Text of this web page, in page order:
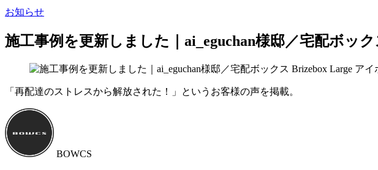
お知らせ
施工事例を更新しました｜ai_eguchan様邸／宅配ボッ
「再配達のストレスから解放された！」というお客様の声を掲載。
BOWCS